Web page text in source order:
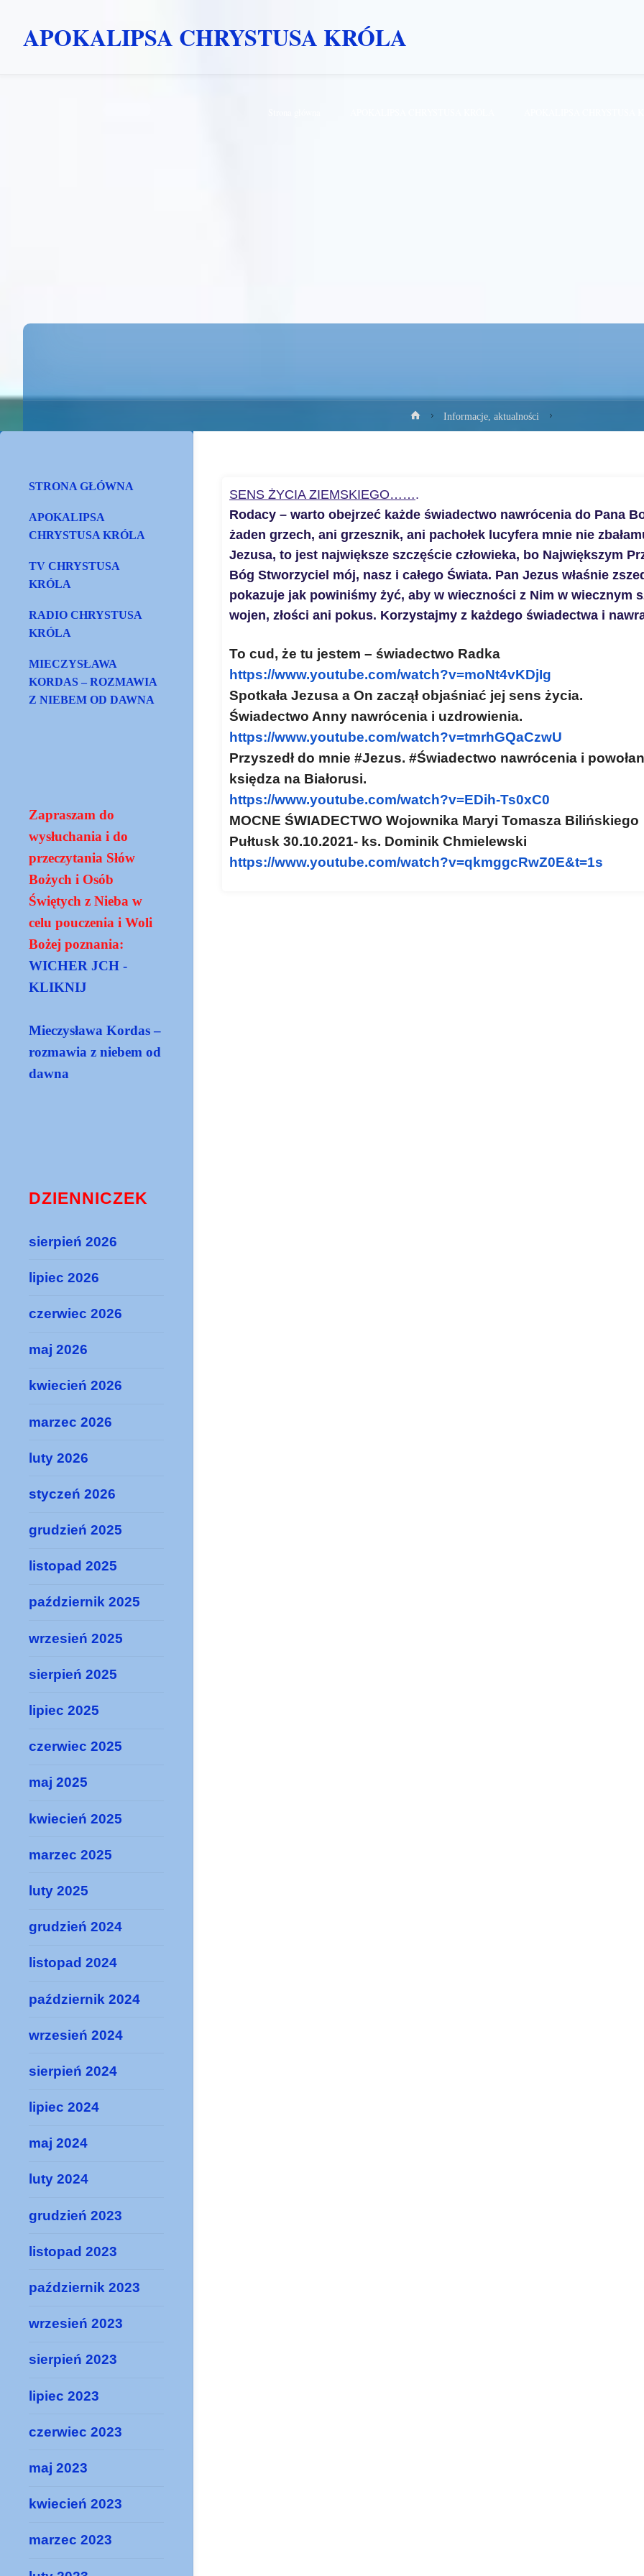
APOKALIPSA CHRYSTUSA KRÓLA
Strona
główna
Informacje, aktualności
SENS ŻYCIA ZIEMSKIEGO…….
Rodacy – warto obejrzeć każde świadectwo nawrócenia do Pana
żaden grzech, ani grzesznik, ani pachołek lucyfera mnie nie
Jezusa, to jest największe szczęście człowieka, bo Największym
Bóg Stworzyciel mój, nasz i całego Świata. Pan Jezus właśnie
pokazuje jak powiniśmy żyć, aby w wieczności z Nim w wiecznym
wojen, złości ani pokus. Korzystajmy z każdego świadectwa i
To cud, że tu jestem – świadectwo Radka
https://www.youtube.com/watch?v=moNt4vKDjIg
Spotkała Jezusa a On zaczął objaśniać jej sens życia.
Świadectwo Anny nawrócenia i uzdrowienia.
https://www.youtube.com/watch?v=tmrhGQaCzwU
Przyszedł do mnie #Jezus. #Świadectwo nawrócenia i
księdza na Białorusi.
https://www.youtube.com/watch?v=EDih-Ts0xC0
MOCNE ŚWIADECTWO Wojownika Maryi Tomasza Bilińskiego
Pułtusk 30.10.2021- ks. Dominik Chmielewski
https://www.youtube.com/watch?v=qkmggcRwZ0E&t=1s
STRONA GŁÓWNA
APOKALIPSA
CHRYSTUSA KRÓLA
TV CHRYSTUSA
KRÓLA
RADIO CHRYSTUSA
KRÓLA
MIECZYSŁAWA
KORDAS – ROZMAWIA
Z NIEBEM OD DAWNA
Zapraszam do
wysłuchania i do
przeczytania Słów
Bożych i Osób
Świętych z Nieba w
celu pouczenia i Woli
Bożej poznania:
WICHER JCH -
KLIKNIJ
Mieczysława Kordas –
rozmawia z niebem od
dawna
DZIENNICZEK
sierpień 2026
lipiec 2026
czerwiec 2026
maj 2026
kwiecień 2026
marzec 2026
luty 2026
styczeń 2026
grudzień 2025
listopad 2025
październik 2025
wrzesień 2025
sierpień 2025
lipiec 2025
czerwiec 2025
maj 2025
kwiecień 2025
marzec 2025
luty 2025
grudzień 2024
listopad 2024
październik 2024
wrzesień 2024
sierpień 2024
lipiec 2024
maj 2024
luty 2024
grudzień 2023
listopad 2023
październik 2023
wrzesień 2023
sierpień 2023
lipiec 2023
czerwiec 2023
maj 2023
kwiecień 2023
marzec 2023